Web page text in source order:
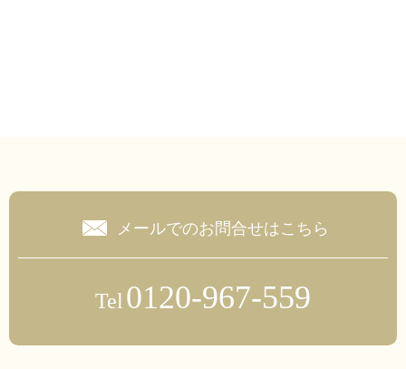
メールでのお問合せはこちら
Tel 0120-967-559